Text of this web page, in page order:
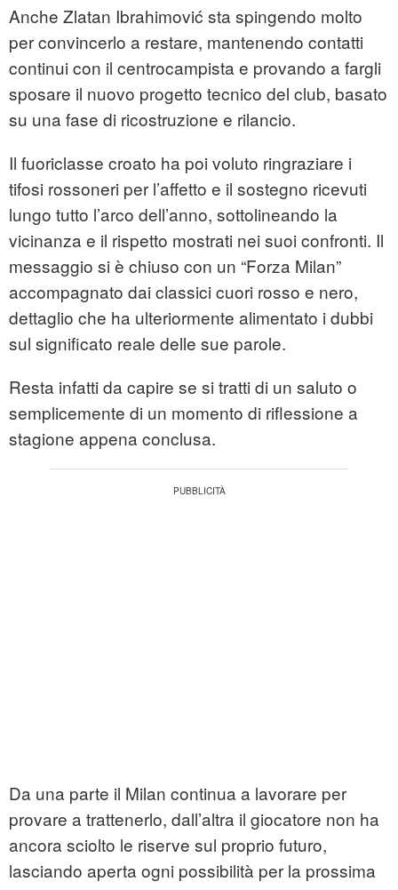
Anche Zlatan Ibrahimović sta spingendo molto
per convincerlo a restare, mantenendo contatti
continui con il centrocampista e provando a fargli
sposare il nuovo progetto tecnico del club, basato
su una fase di ricostruzione e rilancio.
Il fuoriclasse croato ha poi voluto ringraziare i
tifosi rossoneri per l’affetto e il sostegno ricevuti
lungo tutto l’arco dell’anno, sottolineando la
vicinanza e il rispetto mostrati nei suoi confronti. Il
messaggio si è chiuso con un “Forza Milan”
accompagnato dai classici cuori rosso e nero,
dettaglio che ha ulteriormente alimentato i dubbi
sul significato reale delle sue parole.
Resta infatti da capire se si tratti di un saluto o
semplicemente di un momento di riflessione a
stagione appena conclusa.
Da una parte il Milan continua a lavorare per
provare a trattenerlo, dall’altra il giocatore non ha
ancora sciolto le riserve sul proprio futuro,
lasciando aperta ogni possibilità per la prossima